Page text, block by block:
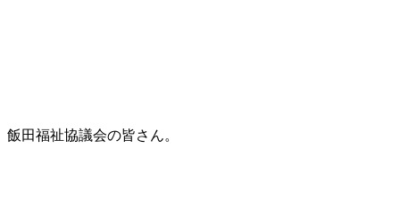
飯田福祉協議会の皆さん。